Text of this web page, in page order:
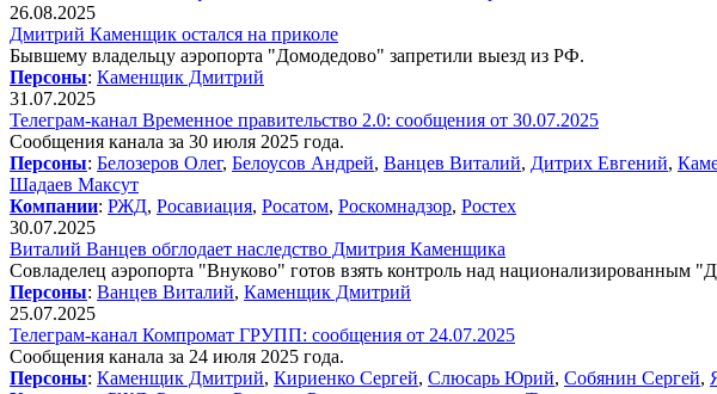
26.08.2025
Дмитрий Каменщик остался на приколе
Бывшему владельцу аэропорта "Домодедово" запретили выезд из РФ.
Персоны: Каменщик Дмитрий
31.07.2025
Телеграм-канал Временное правительство 2.0: сообщения от 30.07.2025
Сообщения канала за 30 июля 2025 года.
Персоны: Белозеров Олег, Белоусов Андрей, Ванцев Виталий, Дитрих Евгений,
Шадаев Максут
Компании: РЖД, Росавиация, Росатом, Роскомнадзор, Ростех
30.07.2025
Виталий Ванцев обглодает наследство Дмитрия Каменщика
Совладелец аэропорта "Внуково" готов взять контроль над национализированным
Персоны: Ванцев Виталий, Каменщик Дмитрий
25.07.2025
Телеграм-канал Компромат ГРУПП: сообщения от 24.07.2025
Сообщения канала за 24 июля 2025 года.
Персоны: Каменщик Дмитрий, Кириенко Сергей, Слюсарь Юрий, Собянин Сергей,